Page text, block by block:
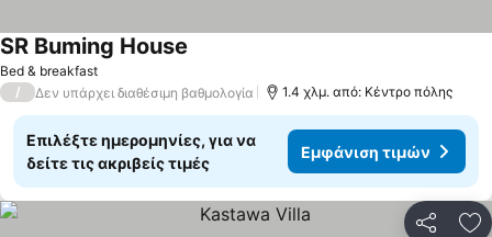
Bed & breakfast
SR Buming House
/ Δεν υπάρχει διαθέσιμη βαθμολογία 1.4 χλμ. από: Κέντρο πόλης
Επιλέξτε ημερομηνίες, για να
δείτε τις ακριβείς τιμές
Εμφάνιση τιμών